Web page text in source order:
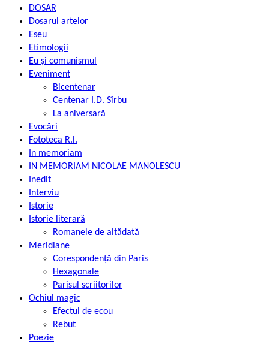
DOSAR
Dosarul artelor
Eseu
Etimologii
Eu și comunismul
Eveniment
Bicentenar
Centenar I.D. Sîrbu
La aniversară
Evocări
Fototeca R.l.
In memoriam
IN MEMORIAM NICOLAE MANOLESCU
Inedit
Interviu
Istorie
Istorie literară
Romanele de altădată
Meridiane
Corespondență din Paris
Hexagonale
Parisul scriitorilor
Ochiul magic
Efectul de ecou
Rebut
Poezie